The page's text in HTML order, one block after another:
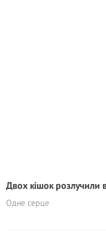
Двох кішок розлучили
Одне серце